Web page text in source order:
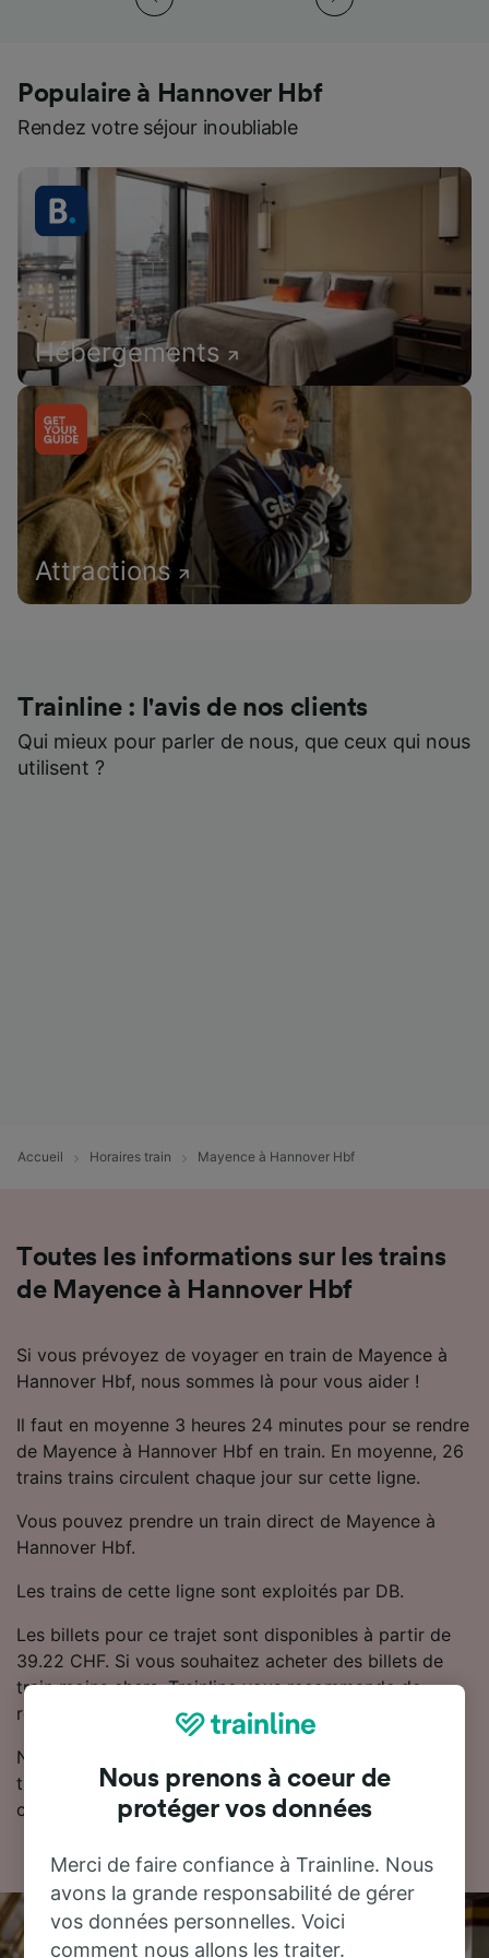
Populaire à Hannover Hbf
Rendez votre séjour inoubliable
Hébergements
Attractions
Trainline : l'avis de nos clients
Qui mieux pour parler de nous, que ceux qui nous
utilisent ?
Accueil Horaires train Mayence à Hannover Hbf
Toutes les informations sur les trains
de Mayence à Hannover Hbf
Si vous prévoyez de voyager en train de Mayence à
Hannover Hbf, nous sommes là pour vous aider !
Il faut en moyenne 3 heures 24 minutes pour se rendre
de Mayence à Hannover Hbf en train. En moyenne, 26
trains trains circulent chaque jour sur cette ligne.
Vous pouvez prendre un train direct de Mayence à
Hannover Hbf.
Les trains de cette ligne sont exploités par DB.
Les billets pour ce trajet sont disponibles à partir de
39.22 CHF. Si vous souhaitez acheter des billets de
train moins chers, Trainline vous recommande de
réserver à l'avance.
Notre planificateur de voyage est l'endroit idéal pour
trouver les horaires, les billets et les tarifs les moins
chers.
Nous prenons à coeur de
protéger vos données
Merci de faire confiance à Trainline. Nous
avons la grande responsabilité de gérer
vos données personnelles. Voici
comment nous allons les traiter.